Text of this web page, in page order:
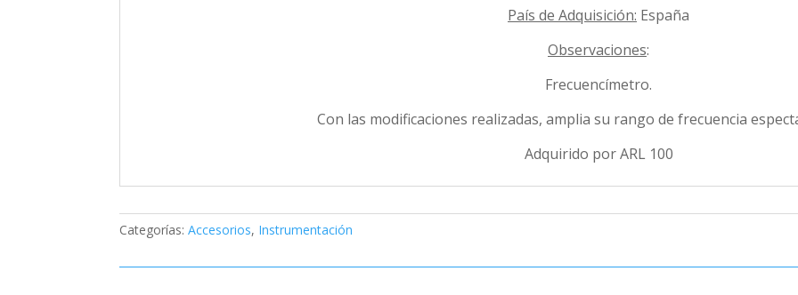
País de Adquisición: España
Observaciones:
Frecuencímetro.
Con las modificaciones realizadas, amplia su rango de frecuencia
Adquirido por ARL 100
Categorías:Accesorios, Instrumentación